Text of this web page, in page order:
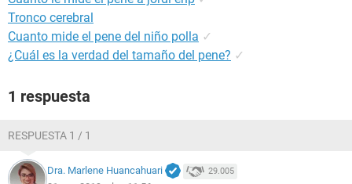
Tronco cerebral
Cuanto mide el pene del niño polla ✓
¿Cuál es la verdad del tamaño del pene? ✓
1 respuesta
RESPUESTA 1 / 1
Dra. Marlene Huancahuari 29.005